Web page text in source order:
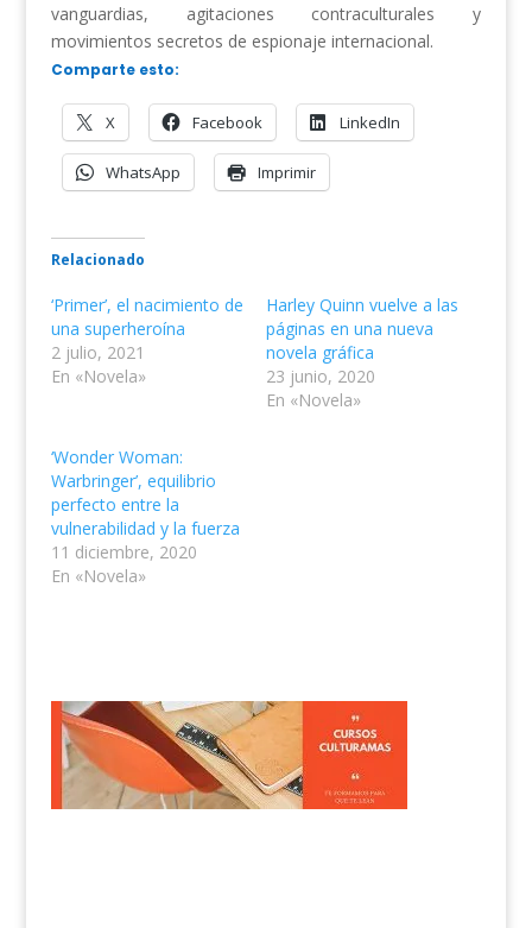
vanguardias, agitaciones contraculturales y
movimientos secretos de espionaje internacional.
Comparte esto:
X Facebook LinkedIn
WhatsApp Imprimir
Relacionado
‘Primer’, el nacimiento de
una superheroína
2 julio, 2021
En «Novela»
Harley Quinn vuelve a las
páginas en una nueva
novela gráfica
23 junio, 2020
En «Novela»
‘Wonder Woman:
Warbringer’, equilibrio
perfecto entre la
vulnerabilidad y la fuerza
11 diciembre, 2020
En «Novela»